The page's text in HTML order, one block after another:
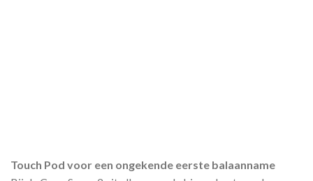
Touch Pod voor een ongekende eerste balaanname